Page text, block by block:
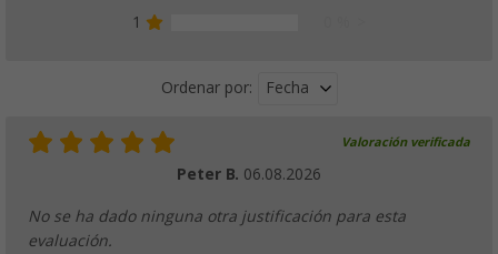
1
Ordenar por: Fecha
Valoración verificada
Peter B. 06.08.2026
No se ha dado ninguna otra justificación para esta
evaluación.